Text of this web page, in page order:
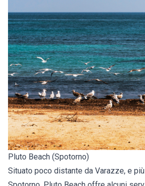
Pluto Beach (Spotorno)
Situato poco distante da Varazze, e